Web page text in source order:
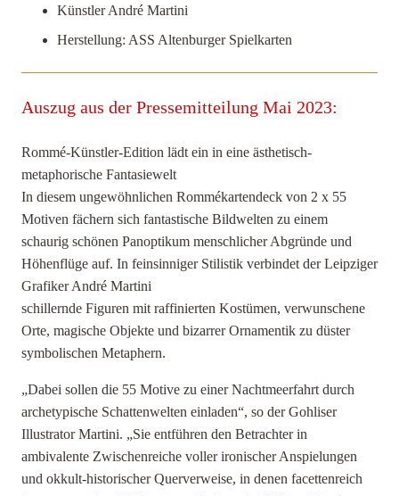
Künstler André Martini
Herstellung: ASS Altenburger Spielkarten
Auszug aus der Pressemitteilung Mai 2023:
Rommé-Künstler-Edition lädt ein in eine ästhetisch-
metaphorische Fantasiewelt
In diesem ungewöhnlichen Rommékartendeck von 2 x 55
Motiven fächern sich fantastische Bildwelten zu einem
schaurig schönen Panoptikum menschlicher Abgründe und
Höhenflüge auf. In feinsinniger Stilistik verbindet der Leipziger
Grafiker André Martini
schillernde Figuren mit raffinierten Kostümen, verwunschene
Orte, magische Objekte und bizarrer Ornamentik zu düster
symbolischen Metaphern.
„Dabei sollen die 55 Motive zu einer Nachtmeerfahrt durch
archetypische Schattenwelten einladen“, so der Gohliser
Illustrator Martini. „Sie entführen den Betrachter in
ambivalente Zwischenreiche voller ironischer Anspielungen
und okkult-historischer Querverweise, in denen facettenreich